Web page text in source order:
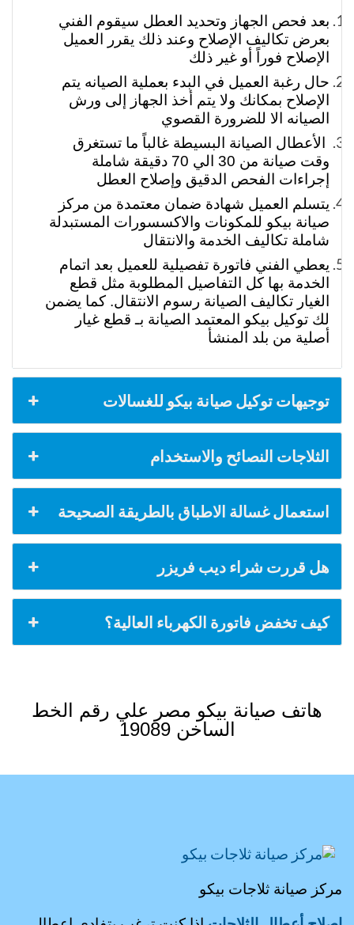
بعد فحص الجهاز وتحديد العطل سيقوم الفني
بعرض تكاليف الإصلاح وعند ذلك يقرر العميل
الإصلاح فوراً أو غير ذلك
حال رغبة العميل في البدء بعملية الصيانه يتم
الإصلاح بمكانك ولا يتم أخذ الجهاز إلى ورش
الصيانه الا للضرورة القصوي
الأعطال الصيانة البسيطة غالباً ما تستغرق
وقت صيانة من 30 الي 70 دقيقة شاملة
إجراءات الفحص الدقيق وإصلاح العطل
يتسلم العميل شهادة ضمان معتمدة من مركز
صيانة بيكو للمكونات والاكسسورات المستبدلة
شاملة تكاليف الخدمة والانتقال
يعطي الفني فاتورة تفصيلية للعميل بعد اتمام
الخدمة بها كل التفاصيل المطلوبة مثل قطع
الغيار تكاليف الصيانة رسوم الانتقال. كما يضمن
لك توكيل بيكو المعتمد الصيانة بـ قطع غيار
أصلية من بلد المنشأ
توجيهات توكيل صيانة بيكو للغسالات
الثلاجات النصائح والاستخدام
استعمال غسالة الاطباق بالطريقة الصحيحة
هل قررت شراء ديب فريزر
كيف تخفض فاتورة الكهرباء العالية؟
هاتف صيانة بيكو مصر علي رقم الخط
الساخن 19089
مركز صيانة ثلاجات بيكو